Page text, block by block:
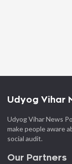
Udyog Vihar
Udyog Vihar News
make people aware
social audit.
Our Partners